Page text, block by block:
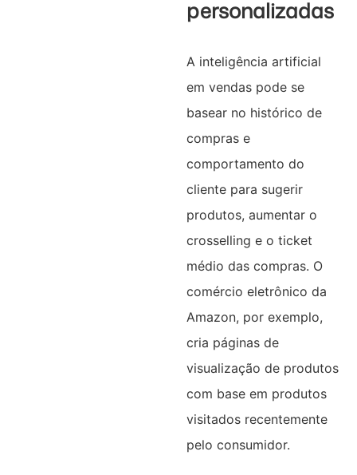
personalizadas
A inteligência artificial
em vendas pode se
basear no histórico de
compras e
comportamento do
cliente para sugerir
produtos, aumentar o
crosselling e o ticket
médio das compras. O
comércio eletrônico da
Amazon, por exemplo,
cria páginas de
visualização de produtos
com base em produtos
visitados recentemente
pelo consumidor.